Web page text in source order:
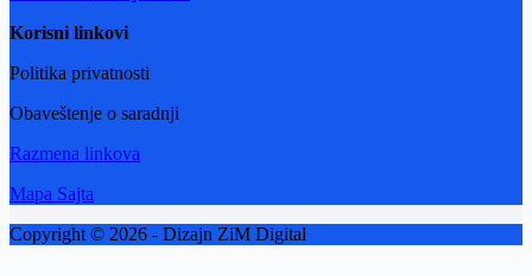
Korisni linkovi
Politika privatnosti
Obaveštenje o saradnji
Razmena linkova
Mapa Sajta
Copyright © 2026 - Dizajn ZiM Digital